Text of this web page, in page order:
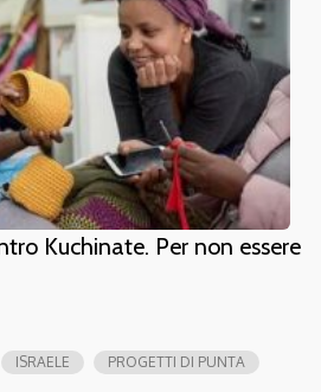
Kuchinate. Per non essere
ISRAELE PROGETTI DI PUNTA